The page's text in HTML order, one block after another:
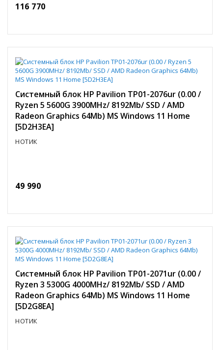
116 770
Системный блок HP Pavilion TP01-2076ur (0.00 /
Ryzen 5 5600G 3900MHz/ 8192Mb/ SSD / AMD
Radeon Graphics 64Mb) MS Windows 11 Home
[5D2H3EA]
НОТИК
49 990
Системный блок HP Pavilion TP01-2071ur (0.00 /
Ryzen 3 5300G 4000MHz/ 8192Mb/ SSD / AMD
Radeon Graphics 64Mb) MS Windows 11 Home
[5D2G8EA]
НОТИК